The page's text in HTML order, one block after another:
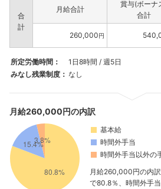
合
計
月給合計
賞与(ボーナ
合計
260,000円
所定労働時間：
1日8時間 / 週5日
みなし残業制度： なし
月給260,000円の内訳
基本給
時間外手当
時間外手当以外の
月給260,000円の内
で80.8％、時間外手